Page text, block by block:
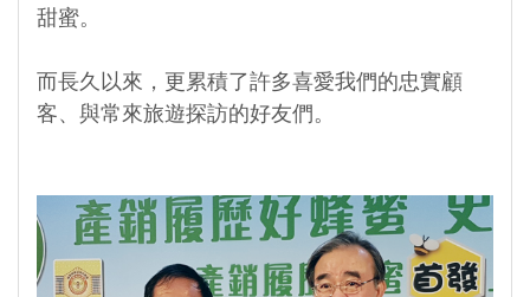
甜蜜。
而長久以來，更累積了許多喜愛我們的忠實顧
客、與常來旅遊探訪的好友們。